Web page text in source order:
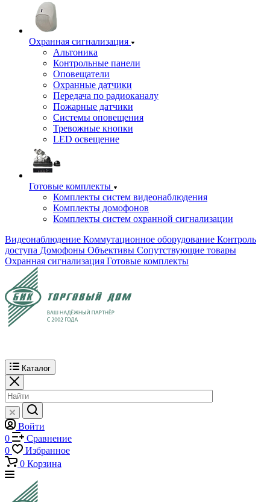
Охранная сигнализация
Альтоника
Контрольные панели
Оповещатели
Охранные датчики
Передача по радиоканалу
Пожарные датчики
Системы оповещения
Тревожные кнопки
LED освещение
Готовые комплекты
Комплекты систем видеонаблюдения
Комплекты домофонов
Комплекты систем охранной сигнализации
Видеонаблюдение Коммутационное оборудование Контроль
доступа Домофоны Объективы Сопутствующие товары
Охранная сигнализация Готовые комплекты
Каталог
Войти
0
Сравнение
0
Избранное
0 Корзина